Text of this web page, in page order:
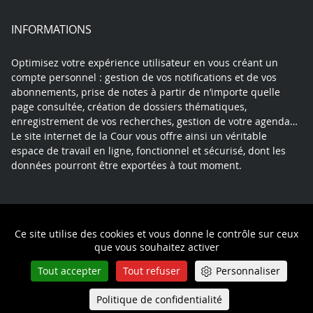
Ce site utilise des cookies et vous donne le contrôle sur ceux
que vous souhaitez activer
Tout accepter
Tout refuser Personnaliser
Politique de confidentialité
INFORMATIONS
Optimisez votre expérience utilisateur en vous créant un
compte personnel : gestion de vos notifications et de vos
abonnements, prise de notes à partir de n’importe quelle
page consultée, création de dossiers thématiques,
enregistrement de vos recherches, gestion de votre agenda…
Le site internet de la Cour vous offre ainsi un véritable
espace de travail en ligne, fonctionnel et sécurisé, dont les
données pourront être exportées à tout moment.
Politique de confidentialité
Queue-Fair